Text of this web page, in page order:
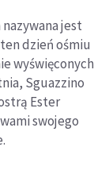
jest
dzień ośmiu
wyświęconych
Sguazzino
Ester
swojego